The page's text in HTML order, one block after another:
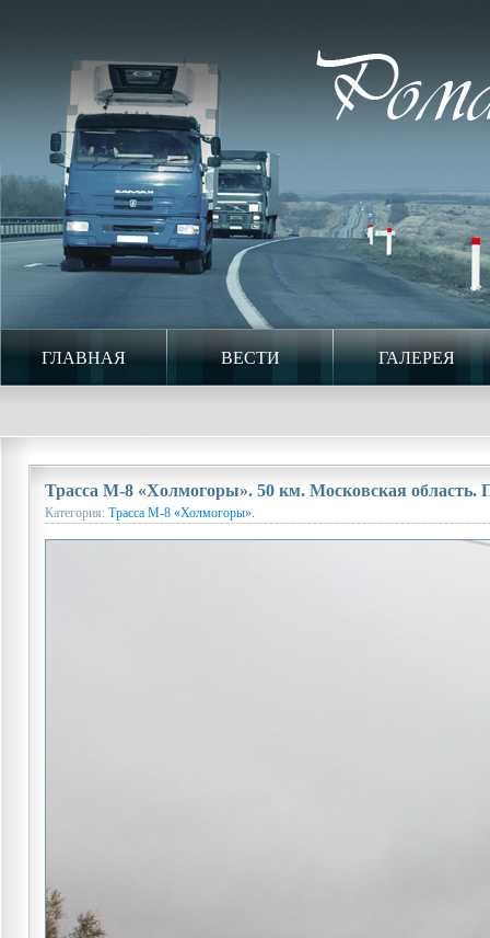
ГЛАВНАЯ ВЕСТИ ГАЛЕРЕЯ
Трасса М-8 «Холмогоры». 50 км. Московская
Категория: Трасса М-8 «Холмогоры».